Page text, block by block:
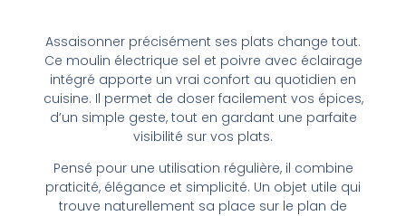
Assaisonner précisément ses plats change tout.
Ce moulin électrique sel et poivre avec éclairage
intégré apporte un vrai confort au quotidien en
cuisine. Il permet de doser facilement vos épices,
d’un simple geste, tout en gardant une parfaite
visibilité sur vos plats.
Pensé pour une utilisation régulière, il combine
praticité, élégance et simplicité. Un objet utile qui
trouve naturellement sa place sur le plan de